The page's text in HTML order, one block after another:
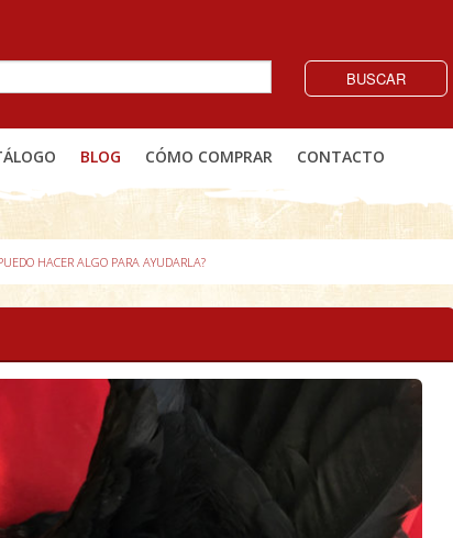
BUSCAR
BLOG CÓMO COMPRAR CONTACTO
HACER ALGO PARA AYUDARLA?